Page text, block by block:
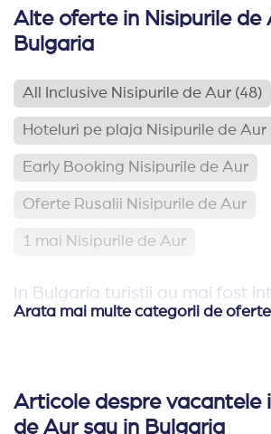
Alte oferte in Nisipurile de
Bulgaria
All Inclusive Nisipurile de Aur (48)
Hoteluri pe plaja Nisipurile de Aur
Early Booking Nisipurile de Aur
Oferte Rusalii Nisipurile de Aur
1 mai Nisipurile de Aur
In Bulgaria turistii au mai fost
Hoteluri aproape de Romania (62)
Arata mai multe categorii de
Articole despre vacantele
de Aur sau in Bulgaria